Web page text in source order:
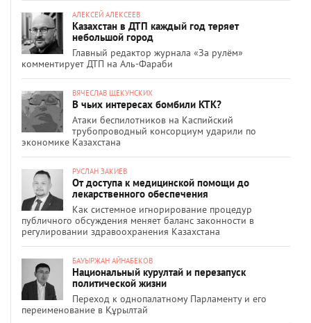
АЛЕКСЕЙ АЛЕКСЕЕВ
Казахстан в ДТП каждый год теряет
небольшой город
Главный редактор журнала «За рулём»
комментирует ДТП на Аль-Фараби
ВЯЧЕСЛАВ ЩЕКУНСКИХ
В чьих интересах бомбили КТК?
Атаки беспилотников на Каспийский
трубопроводный консорциум ударили по
экономике Казахстана
РУСЛАН ЗАКИЕВ
От доступа к медицинской помощи до
лекарственного обеспечения
Как системное игнорирование процедур
публичного обсуждения меняет баланс законности в
регулировании здравоохранения Казахстана
БАУЫРЖАН АЙНАБЕКОВ
Национальный курултай и перезапуск
политической жизни
Переход к однопалатному Парламенту и его
переименование в Құрылтай